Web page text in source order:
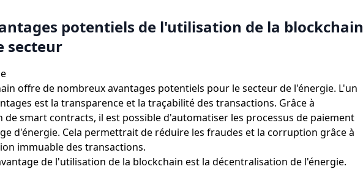
potentiels de l'utilisation de la blockchain
secteur
offre de nombreux avantages potentiels pour le secteur de l'énergie. L'un
est la transparence et la traçabilité des transactions. Grâce à
de smart contracts, il est possible d'automatiser les processus de paiement
d'énergie. Cela permettrait de réduire les fraudes et la corruption grâce à
immuable des transactions.
de l'utilisation de la blockchain est la décentralisation de l'énergie.